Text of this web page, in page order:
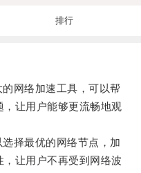
排行
网络加速工具，可以帮
让用户能够更流畅地观
择最优的网络节点，加
让用户不再受到网络波